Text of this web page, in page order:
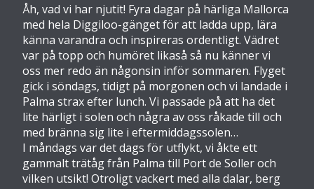
Åh, vad vi har njutit! Fyra dagar på härliga Mallorca
med hela Diggiloo-gänget för att ladda upp, lära
känna varandra och inspireras ordentligt. Vädret
var på topp och humöret likaså så nu känner vi
oss mer redo än någonsin inför sommaren. Flyget
gick i söndags, tidigt på morgonen och vi landade i
Palma strax efter lunch. Vi passade på att ha det
lite härligt i solen och några av oss råkade till och
med bränna sig lite i eftermiddagssolen…
I måndags var det dags för utflykt, vi åkte ett
gammalt trätåg från Palma till Port de Soller och
vilken utsikt! Otroligt vackert med alla dalar, berg